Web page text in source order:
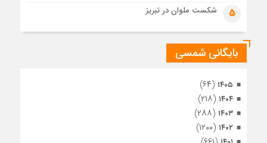
تصاویری از تراکم جمعیت حاضر در میدان ثورهالعشرین نجف
اشرف5 شکست ملوان در تبریز
بایگانی شمسی
۱۴۰۵ (۶۴)
۱۴۰۴ (۲۱۸)
۱۴۰۳ (۲۸۸)
۱۴۰۲ (۱۲۰۰)